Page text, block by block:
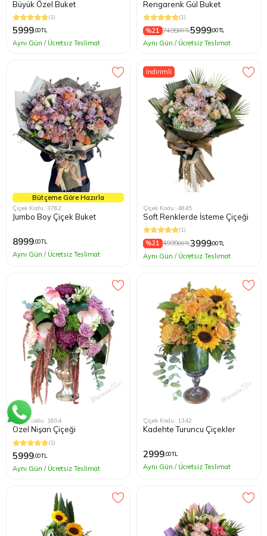
Büyük Özel Buket
(1)
5999,00 TL
Aynı Gün / Ücretsiz Teslimat
Rengarenk Gül Buket
(1)
%21 7499,00 TL5999,00 TL
Aynı Gün / Ücretsiz Teslimat
Bütçeme Göre Hazırla
Çiçek Kodu: 3762
Jumbo Boy Çiçek Buket
8999,00 TL
Aynı Gün / Ücretsiz Teslimat
İndirimli
Çiçek Kodu: 4845
Soft Renklerde İsteme Çiçeği
(1)
%21 4999,00 TL3999,00 TL
Aynı Gün / Ücretsiz Teslimat
Çiçek Kodu: 1604
Özel Nişan Çiçeği
(1)
5999,00 TL
Aynı Gün / Ücretsiz Teslimat
Çiçek Kodu: 1342
Kadehte Turuncu Çiçekler
2999,00 TL
Aynı Gün / Ücretsiz Teslimat